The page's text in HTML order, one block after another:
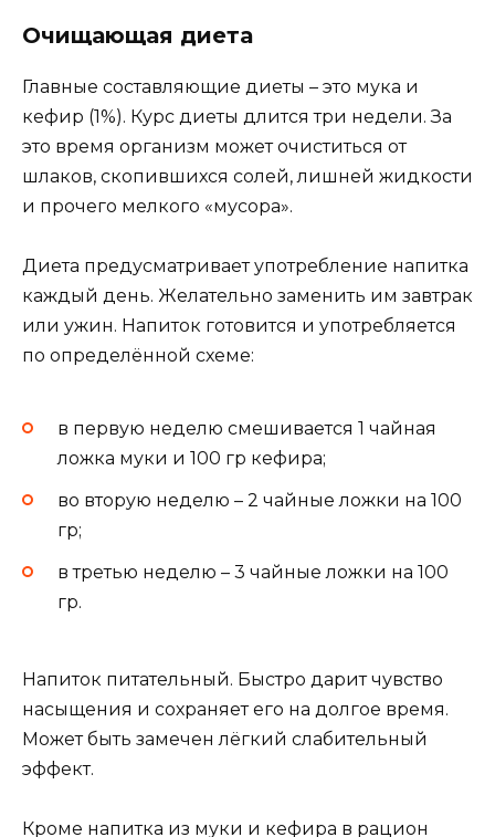
Очищающая диета
Главные составляющие диеты – это мука и
кефир (1%). Курс диеты длится три недели. За
это время организм может очиститься от
шлаков, скопившихся солей, лишней жидкости
и прочего мелкого «мусора».
Диета предусматривает употребление напитка
каждый день. Желательно заменить им завтрак
или ужин. Напиток готовится и употребляется
по определённой схеме:
в первую неделю смешивается 1 чайная
ложка муки и 100 гр кефира;
во вторую неделю – 2 чайные ложки на 100
гр;
в третью неделю – 3 чайные ложки на 100
гр.
Напиток питательный. Быстро дарит чувство
насыщения и сохраняет его на долгое время.
Может быть замечен лёгкий слабительный
эффект.
Кроме напитка из муки и кефира в рацион